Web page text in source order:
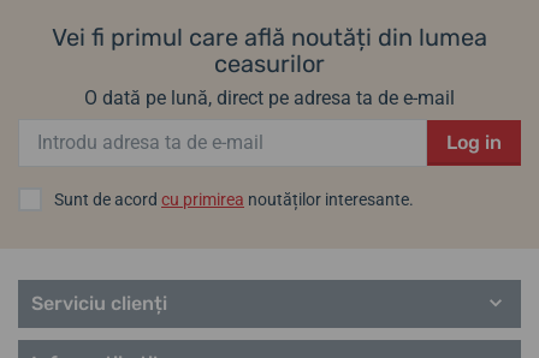
Vei fi primul care află noutăți din lumea
ceasurilor
O dată pe lună, direct pe adresa ta de e-mail
Log in
Sunt de acord cu primirea noutăților interesante.
Serviciu clienți